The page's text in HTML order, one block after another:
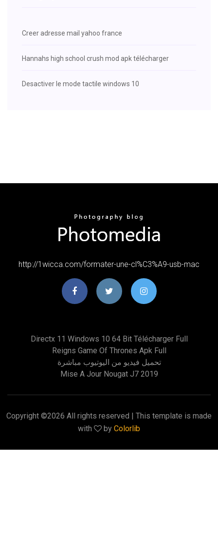
Creer adresse mail yahoo france
Hannahs high school crush mod apk télécharger
Desactiver le mode tactile windows 10
http://1wicca.com/formater-une-cl%C3%A9-usb-mac
Directx 11 Windows 10 64 Bit Télécharger Full
Reigns Game Of Thrones Apk Full
تحميل فيديو من اليوتيوب مباشرة
Mise A Jour Nougat J7 2019
Copyright ©2026 All rights reserved | This template is made
with
by Colorlib